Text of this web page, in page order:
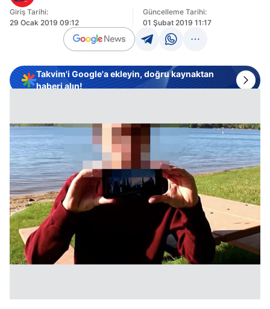
Giriş Tarihi:
29 Ocak 2019 09:12
Güncelleme Tarihi:
01 Şubat 2019 11:17
Takvim'i Google'a ekleyin, doğru kaynaktan
haberi alın!